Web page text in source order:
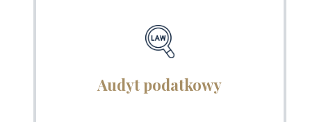
Audyt podatkowy